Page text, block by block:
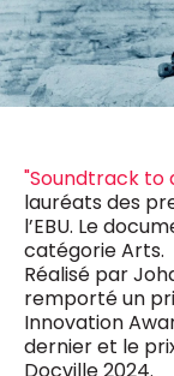
"Soundtrack to
lauréats des
l’EBU. Le
catégorie Arts.
Réalisé par
remporté un
Innovation
dernier et le
0498 88 64 89
Chief Editor
g.byl@mm.be
Chief Editor
Damien
0477 37 31 65
VALIDER
Daily
5 x
1 x
1 x week
10 x
10 x
4 x year